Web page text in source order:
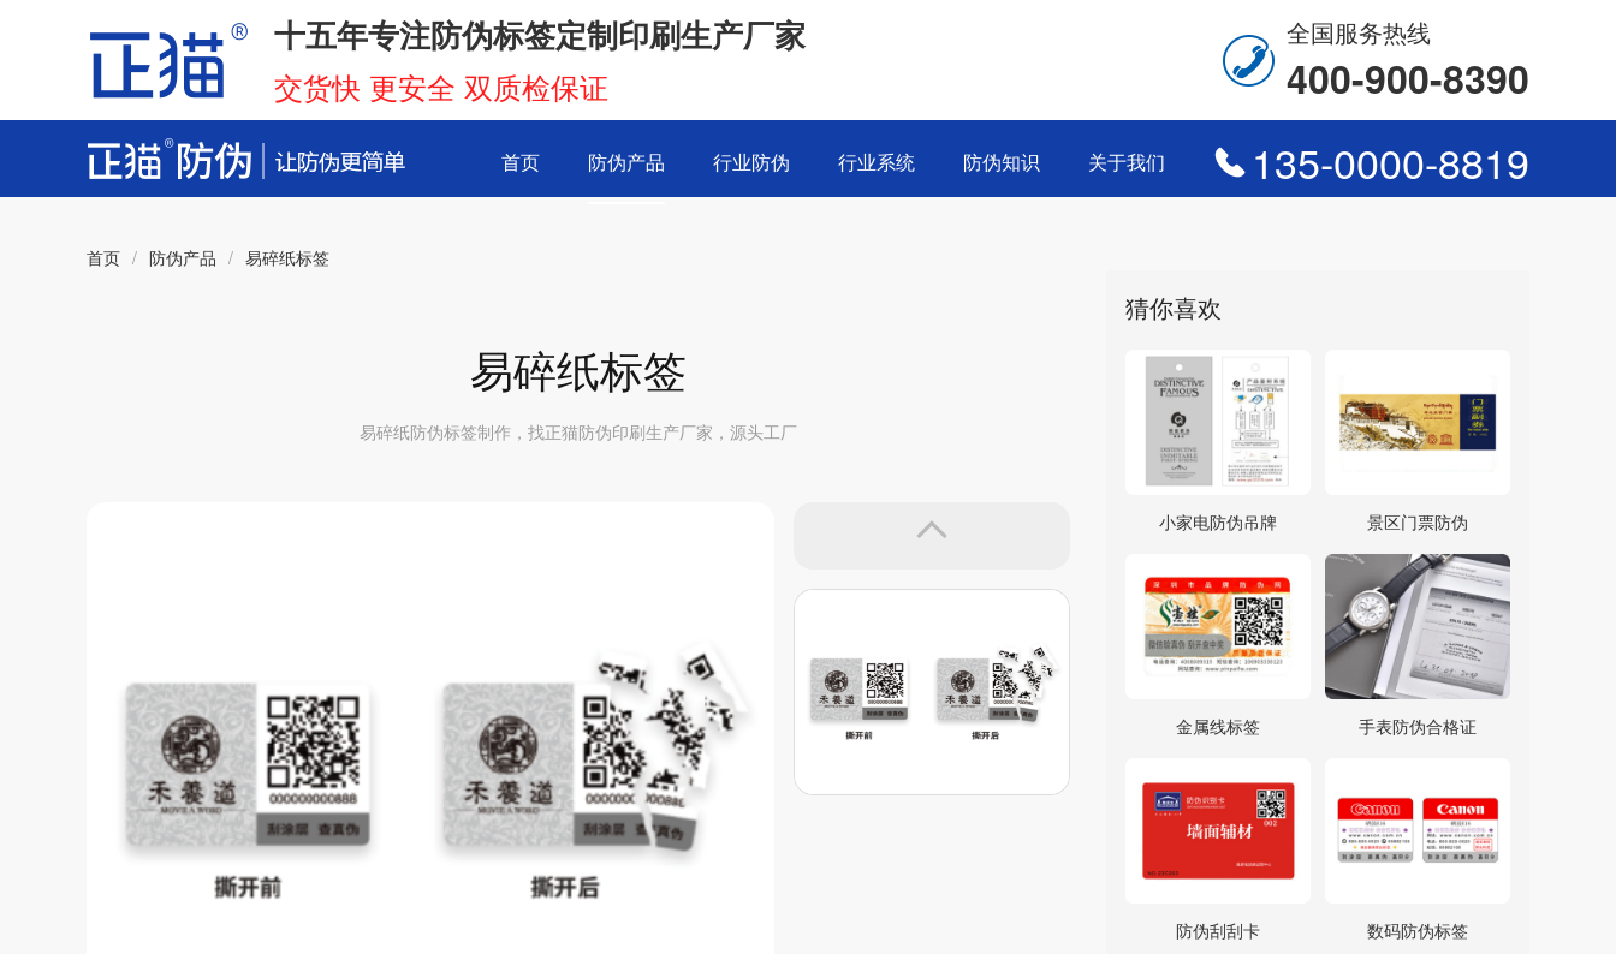
十五年专注防伪标签定制印刷生产厂家
交货快 更安全 双质检保证
全国服务热线
400-900-8390
首页 防伪产品 行业防伪 行业系统 防伪知识 关于我们 135-0000-8819
首页 / 防伪产品 / 易碎纸标签
易碎纸标签
易碎纸防伪标签制作，找正猫防伪印刷生产厂家，源头工厂
猜你喜欢
小家电防伪吊牌 景区门票防伪
金属线标签 手表防伪合格证
防伪刮刮卡 数码防伪标签